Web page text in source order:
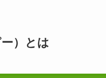
）とは